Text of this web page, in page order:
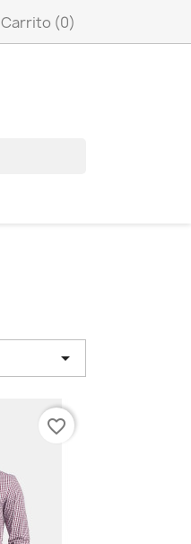
Carrito (0)

favorite_border